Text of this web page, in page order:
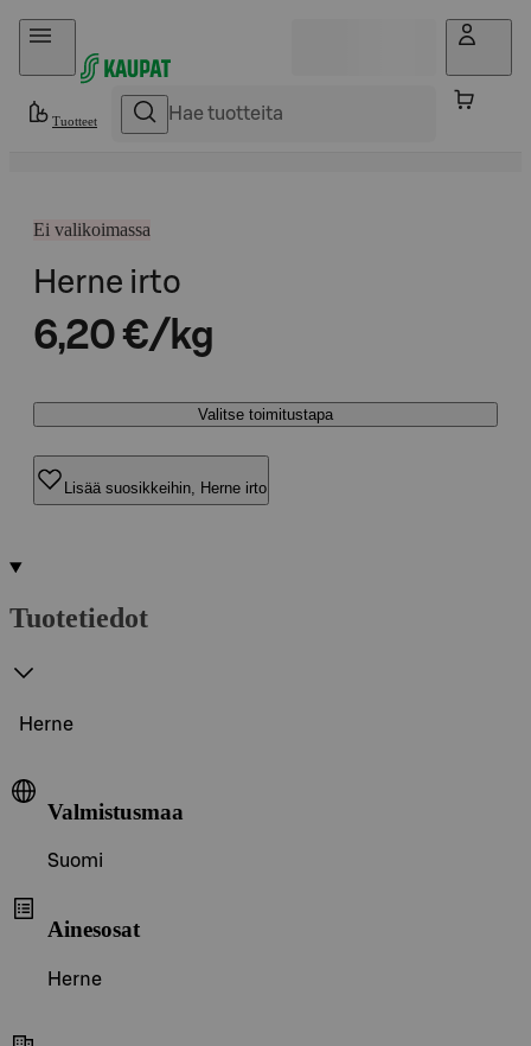
Hyppää sisältöön
Tuotteet
Ei valikoimassa
Herne irto
6,20 €/kg
Valitse toimitustapa
Lisää suosikkeihin, Herne irto
Tuotetiedot
Herne
Valmistusmaa
Suomi
Ainesosat
Herne